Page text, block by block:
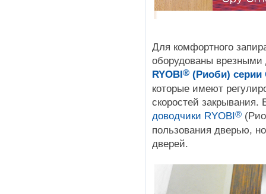
Для комфортного
оборудованы врезными
RYOBI® (Риоби) серии
которые имеют
скоростей
доводчики RYOBI®
пользования дверью,
дверей.